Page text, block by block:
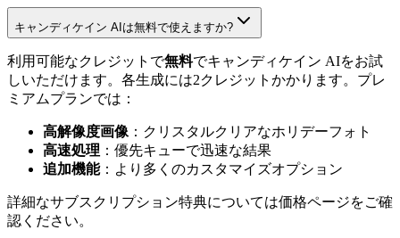
キャンディケイン AIは無料で使えますか?
利用可能なクレジットで無料でキャンディケイン AIをお試
しいただけます。各生成には2クレジットかかります。プレ
ミアムプランでは：
高解像度画像 ：クリスタルクリアなホリデーフォト
高速処理 ：優先キューで迅速な結果
追加機能：より多くのカスタマイズオプション
詳細なサブスクリプション特典については価格ページをご確
認ください。